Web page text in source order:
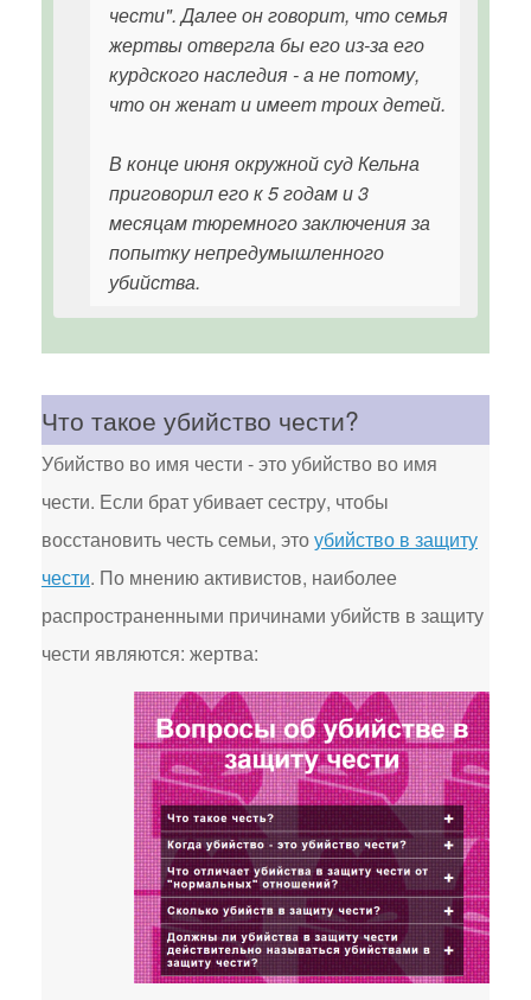
чести". Далее он говорит, что семья
жертвы отвергла бы его из-за его
курдского наследия - а не потому,
что он женат и имеет троих детей.
В конце июня окружной суд Кельна
приговорил его к 5 годам и 3
месяцам тюремного заключения за
попытку непредумышленного
убийства.
Что такое убийство чести?
Убийство во имя чести - это убийство во имя
чести. Если брат убивает сестру, чтобы
восстановить честь семьи, этоубийство в защиту
чести. По мнению активистов, наиболее
распространенными причинами убийств в защиту
чести являются: жертва: